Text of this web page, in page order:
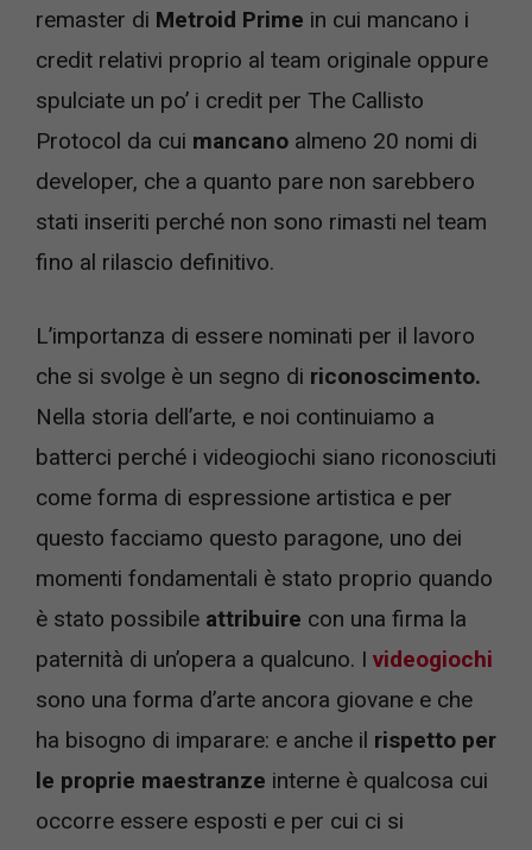
remaster di Metroid Prime in cui mancano i
credit relativi proprio al team originale oppure
spulciate un po’ i credit per The Callisto
Protocol da cui mancano almeno 20 nomi di
developer, che a quanto pare non sarebbero
stati inseriti perché non sono rimasti nel team
fino al rilascio definitivo.
L’importanza di essere nominati per il lavoro
che si svolge è un segno di riconoscimento.
Nella storia dell’arte, e noi continuiamo a
batterci perché i videogiochi siano riconosciuti
come forma di espressione artistica e per
questo facciamo questo paragone, uno dei
momenti fondamentali è stato proprio quando
è stato possibile attribuire con una firma la
paternità di un’opera a qualcuno. I videogiochi
sono una forma d’arte ancora giovane e che
ha bisogno di imparare: e anche il rispetto per
le proprie maestranze interne è qualcosa cui
occorre essere esposti e per cui ci si